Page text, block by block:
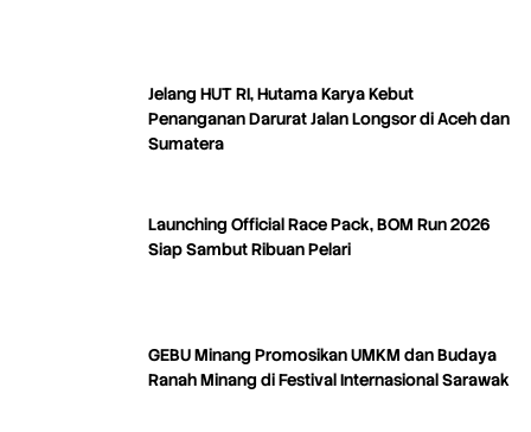
Jelang HUT RI, Hutama Karya Kebut
Penanganan Darurat Jalan Longsor di Aceh dan
Sumatera
Launching Official Race Pack, BOM Run 2026
Siap Sambut Ribuan Pelari
GEBU Minang Promosikan UMKM dan Budaya
Ranah Minang di Festival Internasional Sarawak